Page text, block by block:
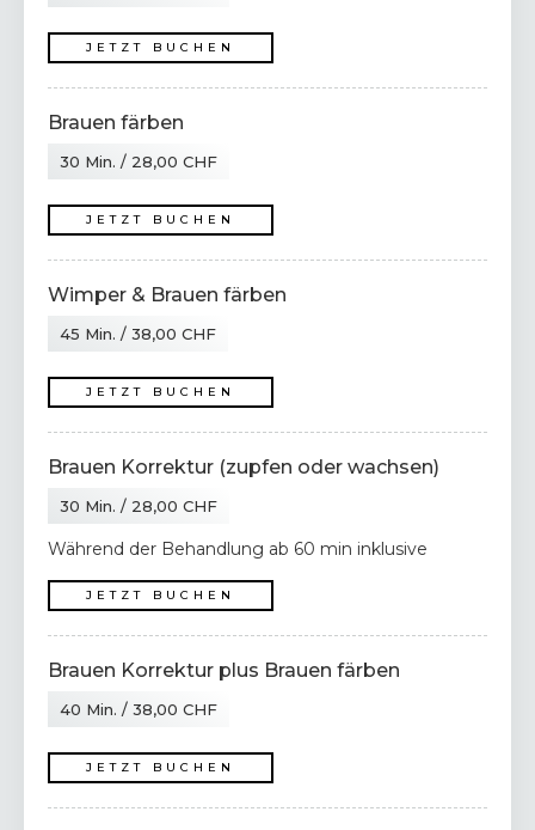
JETZT BUCHEN
Brauen färben
30 Min. / 28,00 CHF
JETZT BUCHEN
Wimper & Brauen färben
45 Min. / 38,00 CHF
JETZT BUCHEN
Brauen Korrektur (zupfen oder wachsen)
30 Min. / 28,00 CHF
Während der Behandlung ab 60 min inklusive
JETZT BUCHEN
Brauen Korrektur plus Brauen färben
40 Min. / 38,00 CHF
JETZT BUCHEN